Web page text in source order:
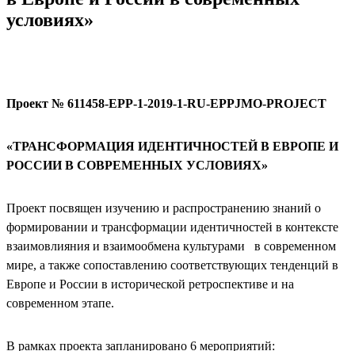
условиях»
Проект № 611458-EPP-1-2019-1-RU-EPPJMO-PROJECT
«ТРАНСФОРМАЦИЯ ИДЕНТИЧНОСТЕЙ В ЕВРОПЕ И
РОССИИ В СОВРЕМЕННЫХ УСЛОВИЯХ»
Проект посвящен изучению и распространению знаний о
формировании и трансформации идентичностей в контексте
взаимовлияния и взаимообмена культурами в современном
мире, а также сопоставлению соответствующих тенденций в
Европе и России в исторической ретроспективе и на
современном этапе.
В рамках проекта запланировано 6 мероприятий: